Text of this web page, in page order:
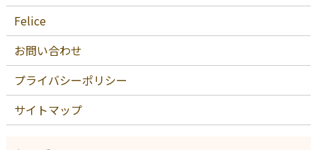
Felice
お問い合わせ
プライバシーポリシー
サイトマップ